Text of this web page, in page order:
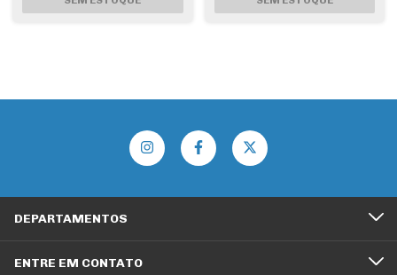
DEPARTAMENTOS
ENTRE EM CONTATO